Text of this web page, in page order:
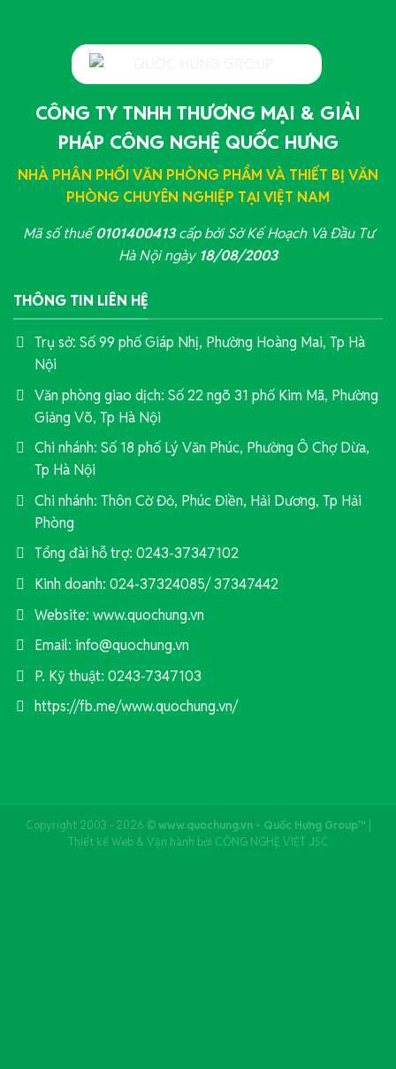
CÔNG TY TNHH THƯƠNG MẠI & GIẢI
PHÁP CÔNG NGHỆ QUỐC HƯNG
NHÀ PHÂN PHỐI VĂN PHÒNG PHẨM VÀ THIẾT BỊ VĂN
PHÒNG CHUYÊN NGHIỆP TẠI VIỆT NAM
Mã số thuế0101400413cấp bởi Sở Kế Hoạch Và Đầu Tư
Hà Nội ngày 18/08/2003
THÔNG TIN LIÊN HỆ
Trụ sở: Số 99 phố Giáp Nhị, Phường Hoàng Mai, Tp Hà
Nội
Văn phòng giao dịch: Số 22 ngõ 31 phố Kim Mã, Phường
Giảng Võ, Tp Hà Nội
Chi nhánh: Số 18 phố Lý Văn Phúc, Phường Ô Chợ Dừa,
Tp Hà Nội
Chi nhánh: Thôn Cờ Đỏ, Phúc Điền, Hải Dương, Tp Hải
Phòng
Tổng đài hỗ trợ: 0243-37347102
Kinh doanh: 024-37324085/ 37347442
Website: www.quochung.vn
Email: info@quochung.vn
P. Kỹ thuật: 0243-7347103
https://fb.me/www.quochung.vn/
Copyright 2003 - 2026 ©www.quochung.vn - Quốc Hưng Group™ |
Thiết kế Web & Vận hành bởi CÔNG NGHỆ VIỆT JSC